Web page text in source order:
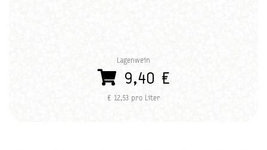
Lagenwein
9,40 €
€ 12,53 pro Liter